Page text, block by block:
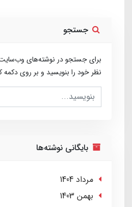
جستجو
برای جستجو در نوشته‌های
نظر خود را بنویسید و بر روی دکمه
بایگانی نوشته‌ها
مرداد 1404
بهمن 1403